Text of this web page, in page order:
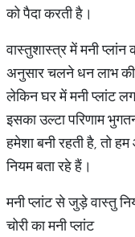
को पैदा करती है।
वास्तुशास्त्र में मनी
अनुसार चलने धन लाभ की
लेकिन घर में मनी प्लांट
इसका उल्टा परिणाम
हमेशा बनी रहती है, तो
नियम बता रहे हैं।
मनी प्लांट से जुड़े वास्तु
चोरी का मनी प्लांट